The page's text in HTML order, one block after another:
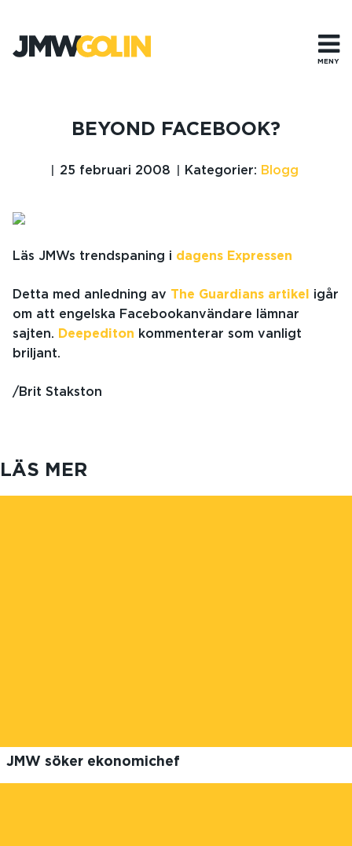
innehåll
MENY
BEYOND FACEBOOK?
25 februari 2008 Kategorier: Blogg
Läs JMWs trendspaning i dagens Expressen
Detta med anledning av The Guardians artikel
igår
om att engelska Facebookanvändare lämnar
sajten. Deepediton kommenterar som vanligt
briljant.
/Brit Stakston
LÄS MER
JMW söker ekonomichef